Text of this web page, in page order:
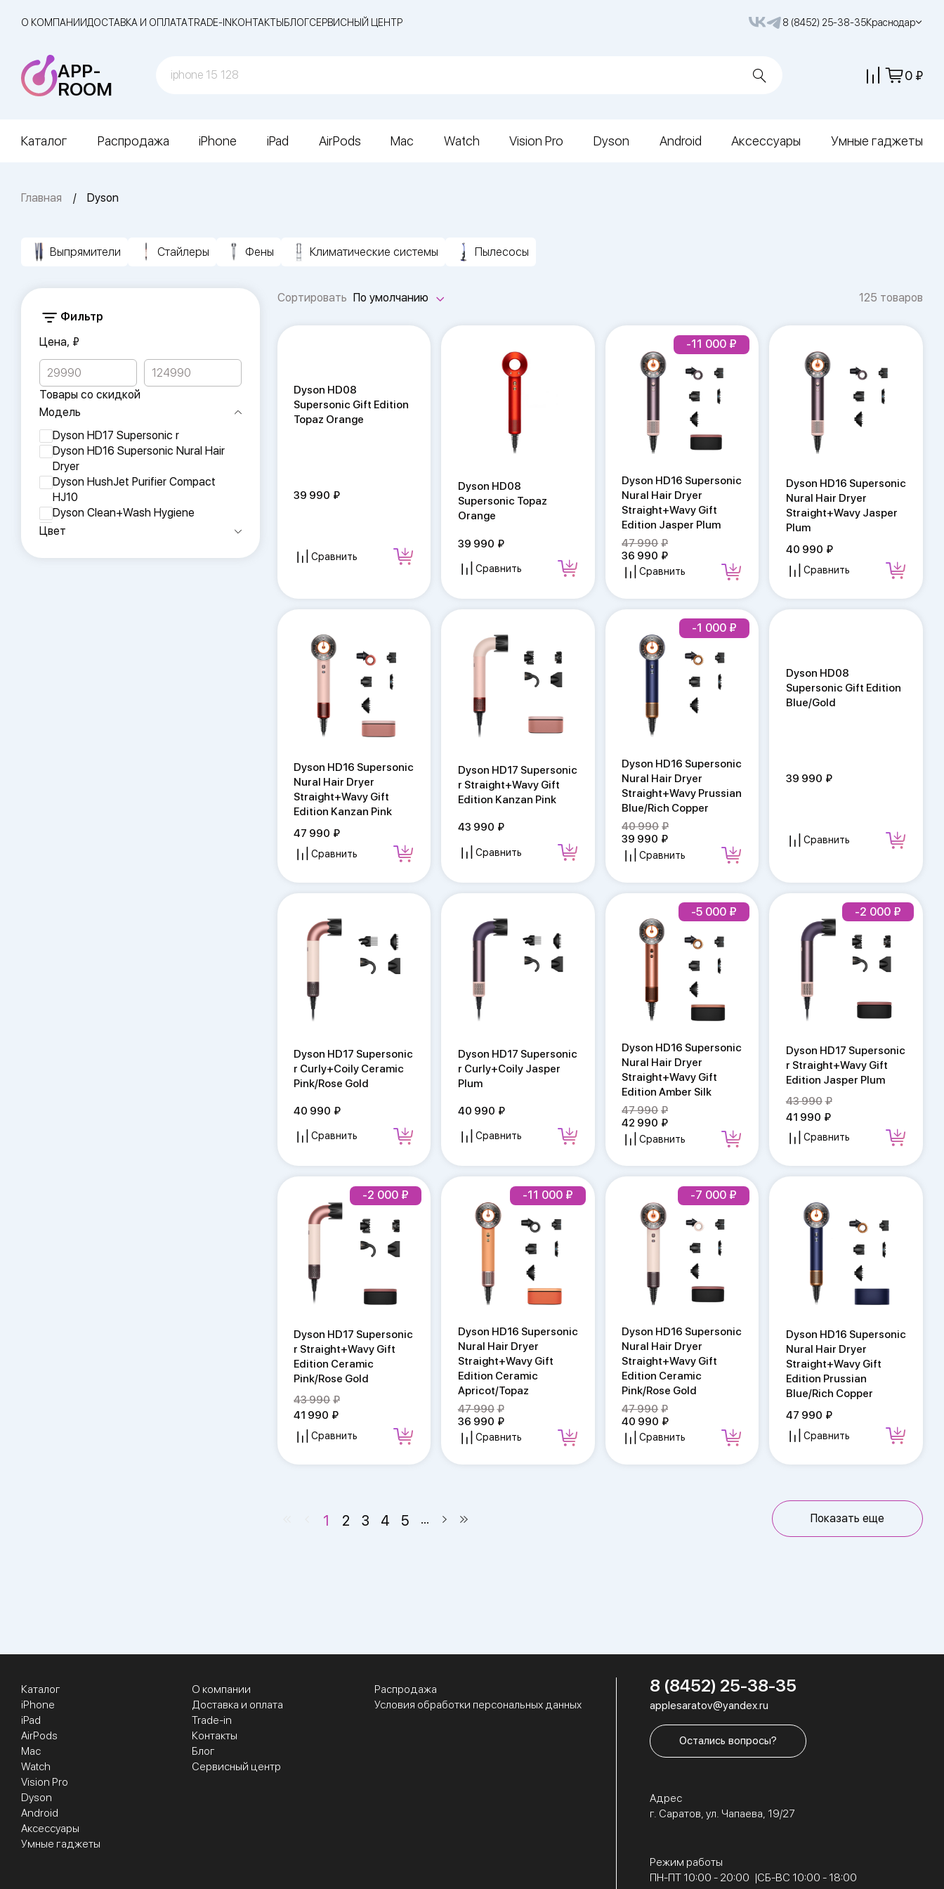
О КОМПАНИИДОСТАВКА И ОПЛАТАTRADE-INКОНТАКТЫБЛОГСЕРВИСНЫЙ ЦЕНТР 8 (8452) 25-38-35Краснодар
APP-
ROOM
0
Каталог Распродажа iPhone iPad AirPods Mac Watch Vision Pro Dyson Android Аксессуары Умные гаджеты
Главная Dyson
Выпрямители Стайлеры Фены Климатические системы Пылесосы
Фильтр
Цена, ₽
Товары со скидкой
Модель
Dyson HD17 Supersonic r
Dyson HD16 Supersonic Nural Hair
Dryer
Dyson HushJet Purifier Compact
HJ10
Dyson Clean+Wash Hygiene
Dyson WR04 Pencil Wash
Autoreact
Цвет
Сортировать По умолчанию 125 товаров
Dyson HD08
Supersonic Gift Edition
Topaz Orange
39 990
Сравнить
Dyson HD08
Supersonic Topaz
Orange
39 990
Сравнить
Dyson HD16 Supersonic
Nural Hair Dryer
Straight+Wavy Gift
Edition Jasper Plum
47 990
36 990
Сравнить
-11 000
Dyson HD16 Supersonic
Nural Hair Dryer
Straight+Wavy Jasper
Plum
40 990
Сравнить
Dyson HD16 Supersonic
Nural Hair Dryer
Straight+Wavy Gift
Edition Kanzan Pink
47 990
Сравнить
Dyson HD17 Supersonic
r Straight+Wavy Gift
Edition Kanzan Pink
43 990
Сравнить
Dyson HD16 Supersonic
Nural Hair Dryer
Straight+Wavy Prussian
Blue/Rich Copper
40 990
39 990
Сравнить
-1 000
Dyson HD08
Supersonic Gift Edition
Blue/Gold
39 990
Сравнить
Dyson HD17 Supersonic
r Curly+Coily Ceramic
Pink/Rose Gold
40 990
Сравнить
Dyson HD17 Supersonic
r Curly+Coily Jasper
Plum
40 990
Сравнить
Dyson HD16 Supersonic
Nural Hair Dryer
Straight+Wavy Gift
Edition Amber Silk
47 990
42 990
Сравнить
-5 000
Dyson HD17 Supersonic
r Straight+Wavy Gift
Edition Jasper Plum
43 990
41 990
Сравнить
-2 000
Dyson HD17 Supersonic
r Straight+Wavy Gift
Edition Ceramic
Pink/Rose Gold
43 990
41 990
Сравнить
-2 000
Dyson HD16 Supersonic
Nural Hair Dryer
Straight+Wavy Gift
Edition Ceramic
Apricot/Topaz
47 990
36 990
Сравнить
-11 000
Dyson HD16 Supersonic
Nural Hair Dryer
Straight+Wavy Gift
Edition Ceramic
Pink/Rose Gold
47 990
40 990
Сравнить
-7 000
Dyson HD16 Supersonic
Nural Hair Dryer
Straight+Wavy Gift
Edition Prussian
Blue/Rich Copper
47 990
Сравнить
1 2 3 4 5 Показать еще
Каталог
iPhone
iPad
AirPods
Mac
Watch
Vision Pro
Dyson
Android
Аксессуары
Умные гаджеты
О компании
Доставка и оплата
Trade-in
Контакты
Блог
Сервисный центр
Распродажа
Условия обработки персональных данных
8 (8452) 25-38-35
applesaratov@yandex.ru
Остались вопросы?
Адрес
г. Саратов, ул. Чапаева, 19/27
Режим работы
ПН-ПТ 10:00 - 20:00
СБ-ВС 10:00 - 18:00